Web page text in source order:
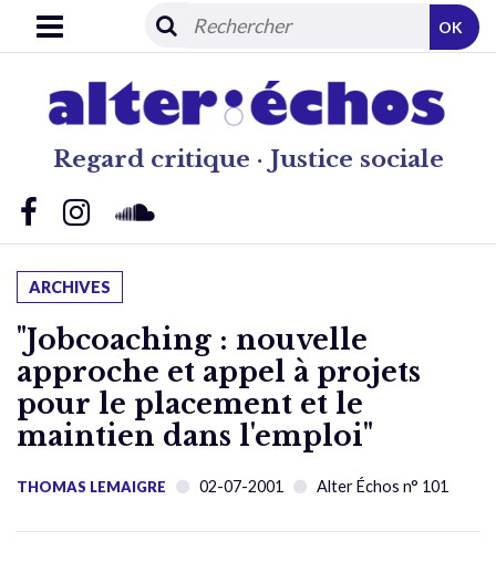
Regard critique · Justice sociale
OK
ARCHIVES
"Jobcoaching : nouvelle
approche et appel à projets
pour le placement et le
maintien dans l'emploi"
THOMAS LEMAIGRE 02-07-2001 Alter Échos n° 101